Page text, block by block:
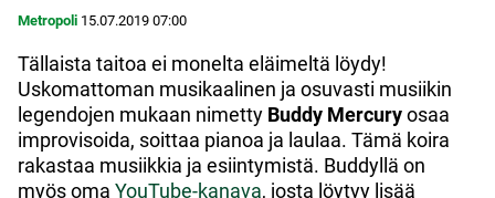
Metropoli 15.07.2019 07:00
Tällaista taitoa ei monelta eläimeltä löydy!
Uskomattoman musikaalinen ja osuvasti musiikin
legendojen mukaan nimetty Buddy Mercuryosaa
improvisoida, soittaa pianoa ja laulaa. Tämä koira
rakastaa musiikkia ja esiintymistä. Buddyllä on
myös oma YouTube-kanava, josta löytyy lisää